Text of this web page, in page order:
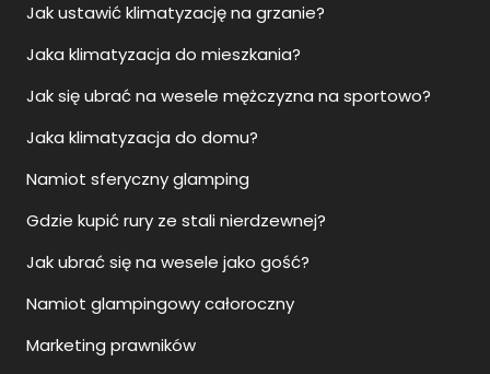
Jak ustawić klimatyzację na grzanie?
Jaka klimatyzacja do mieszkania?
Jak się ubrać na wesele mężczyzna na sportowo?
Jaka klimatyzacja do domu?
Namiot sferyczny glamping
Gdzie kupić rury ze stali nierdzewnej?
Jak ubrać się na wesele jako gość?
Namiot glampingowy całoroczny
Marketing prawników